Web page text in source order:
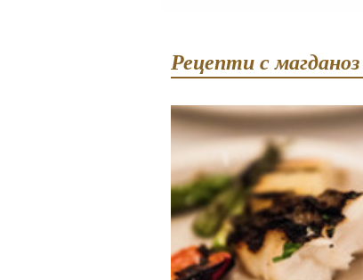
Рецепти с магданоз